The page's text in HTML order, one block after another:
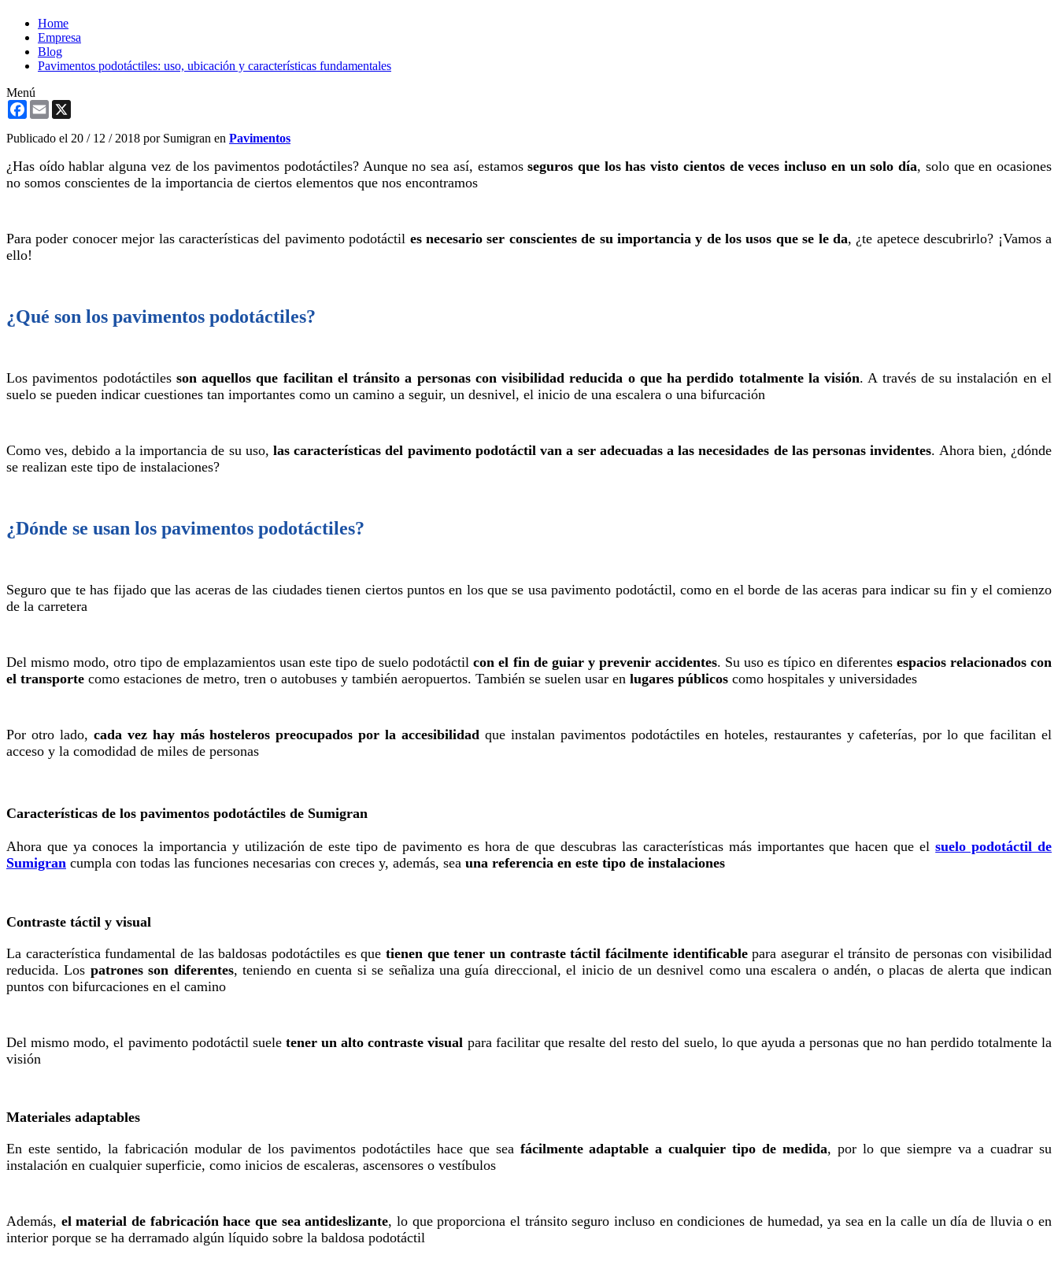
Home
Empresa
Blog
Pavimentos podotáctiles: uso, ubicación y características fundamentales
Menú
Facebook
Email
Publicado el 20 / 12 / 2018 por Sumigran en Pavimentos
¿Has oído hablar alguna vez de los pavimentos podotáctiles? Aunque no sea así, estamosseguros que los has visto cientos de veces incluso en un solo día, solo que en ocasiones
no somos conscientes de la importancia de ciertos elementos que nos encontramos
Para poder conocer mejor las características del pavimento podotáctil es necesario ser conscientes de su importancia y de los usos que se le da, ¿te apetece descubrirlo? ¡Vamos a
ello!
¿Qué son los pavimentos podotáctiles?
Los pavimentos podotáctiles son aquellos que facilitan el tránsito a personas con visibilidad reducida o que ha perdido totalmente la visión. A través de su instalación en el
suelo se pueden indicar cuestiones tan importantes como un camino a seguir, un desnivel, el inicio de una escalera o una bifurcación
Como ves, debido a la importancia de su uso, las características del pavimento podotáctil van a ser adecuadas a las necesidades de las personas invidentes. Ahora bien, ¿dónde
se realizan este tipo de instalaciones?
¿Dónde se usan los pavimentos podotáctiles?
Seguro que te has fijado que las aceras de las ciudades tienen ciertos puntos en los que se usa pavimento podotáctil, como en el borde de las aceras para indicar su fin y el comienzo
de la carretera
Del mismo modo, otro tipo de emplazamientos usan este tipo de suelo podotáctilcon el fin de guiar y prevenir accidentes. Su uso es típico en diferentes espacios relacionados con
el transporte como estaciones de metro, tren o autobuses y también aeropuertos. También se suelen usar en lugares públicos como hospitales y universidades
Por otro lado, cada vez hay más hosteleros preocupados por la accesibilidad que instalan pavimentos podotáctiles en hoteles, restaurantes y cafeterías, por lo que facilitan el
acceso y la comodidad de miles de personas
Características de los pavimentos podotáctiles de Sumigran
Ahora que ya conoces la importancia y utilización de este tipo de pavimento es hora de que descubras las características más importantes que hacen que elsuelo podotáctil de
Sumigran cumpla con todas las funciones necesarias con creces y, además, sea una referencia en este tipo de instalaciones
Contraste táctil y visual
La característica fundamental de las baldosas podotáctiles es que tienen que tener un contraste táctil fácilmente identificablepara asegurar el tránsito de personas con visibilidad
reducida. Los patrones son diferentes, teniendo en cuenta si se señaliza una guía direccional, el inicio de un desnivel como una escalera o andén, o placas de alerta que indican
puntos con bifurcaciones en el camino
Del mismo modo, el pavimento podotáctil suele tener un alto contraste visual para facilitar que resalte del resto del suelo, lo que ayuda a personas que no han perdido totalmente la
visión
Materiales adaptables
En este sentido, la fabricación modular de los pavimentos podotáctiles hace que sea fácilmente adaptable a cualquier tipo de medida, por lo que siempre va a cuadrar su
instalación en cualquier superficie, como inicios de escaleras, ascensores o vestíbulos
Además, el material de fabricación hace que sea antideslizante, lo que proporciona el tránsito seguro incluso en condiciones de humedad, ya sea en la calle un día de lluvia o en
interior porque se ha derramado algún líquido sobre la baldosa podotáctil